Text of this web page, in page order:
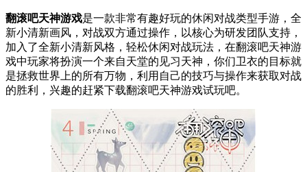
翻滚吧天神游戏是一款非常有趣好玩的休闲对战类型手游，全
新小清新画风，对战双方通过操作，以核心为研发团队支持，
加入了全新小清新风格，轻松休闲对战玩法，在翻滚吧天神游
戏中玩家将扮演一个来自天堂的见习天神，你们卫衣的目标就
是拯救世界上的所有万物，利用自己的技巧与操作来获取对战
的胜利，兴趣的赶紧下载翻滚吧天神游戏试玩吧。